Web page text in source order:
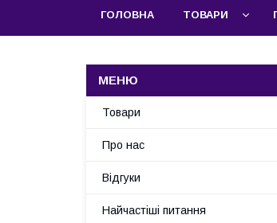
ГОЛОВНА ТОВАРИ
Товари
Про нас
Відгуки
Найчастіші питання